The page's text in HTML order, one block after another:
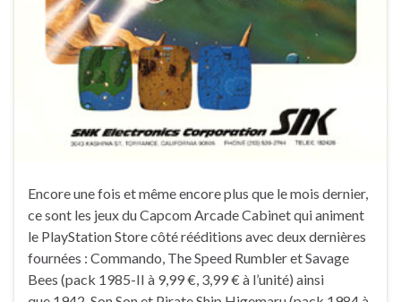
Encore une fois et même encore plus que le mois dernier,
ce sont les jeux du Capcom Arcade Cabinet qui animent
le PlayStation Store côté rééditions avec deux dernières
fournées : Commando, The Speed Rumbler et Savage
Bees (pack 1985-II à 9,99 €, 3,99 € à l’unité) ainsi